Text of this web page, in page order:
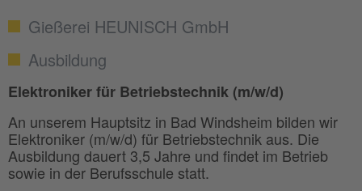
Gießerei HEUNISCH GmbH
Ausbildung
Elektroniker für Betriebstechnik (m/w/d)
An unserem Hauptsitz in Bad Windsheim bilden wir
Elektroniker (m/w/d) für Betriebstechnik aus. Die
Ausbildung dauert 3,5 Jahre und findet im Betrieb
sowie in der Berufsschule statt.